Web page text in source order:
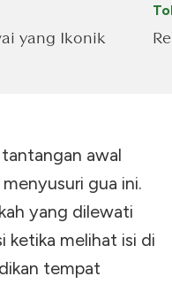
yang Ikonik
awal
gua ini.
yang dilewati
ketika melihat isi di
tempat